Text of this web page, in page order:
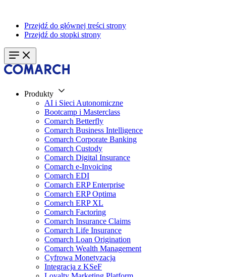
Przejdź do głównej treści strony
Przejdź do stopki strony
Produkty
AI i Sieci Autonomiczne
Bootcamp i Masterclass
Comarch Betterfly
Comarch Business Intelligence
Comarch Corporate Banking
Comarch Custody
Comarch Digital Insurance
Comarch e-Invoicing
Comarch EDI
Comarch ERP Enterprise
Comarch ERP Optima
Comarch ERP XL
Comarch Factoring
Comarch Insurance Claims
Comarch Life Insurance
Comarch Loan Origination
Comarch Wealth Management
Cyfrowa Monetyzacja
Integracja z KSeF